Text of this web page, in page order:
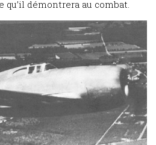
démontrera au combat.